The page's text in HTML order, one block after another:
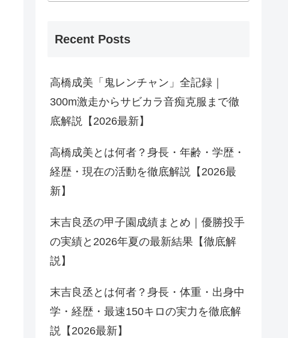
Recent Posts
高橋成美「鬼レンチャン」全記録｜
300m激走からサビカラ音痴克服まで徹
底解説【2026最新】
高橋成美とは何者？身長・年齢・学歴・
経歴・現在の活動を徹底解説【2026最
新】
末吉良丞の甲子園成績まとめ｜優勝投手
の実績と2026年夏の最新結果【徹底解
説】
末吉良丞とは何者？身長・体重・出身中
学・経歴・最速150キロの実力を徹底解
説【2026最新】